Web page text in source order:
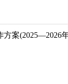
方案(2025—2026